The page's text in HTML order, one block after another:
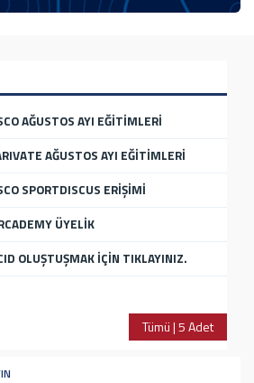
AĞUSTOS AYI EĞİTİMLERİ
AĞUSTOS AYI EĞİTİMLERİ
SPORTDISCUS ERİŞİMİ
ÜYELİK
OLUŞTUŞMAK İÇİN TIKLAYINIZ.
Tümü | 5 Adet